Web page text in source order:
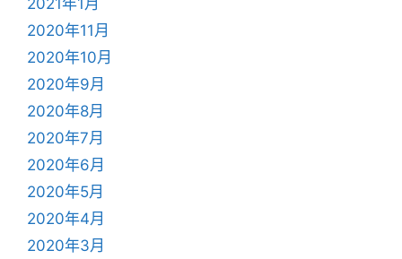
2020年11月
2020年10月
2020年9月
2020年8月
2020年7月
2020年6月
2020年5月
2020年4月
2020年3月